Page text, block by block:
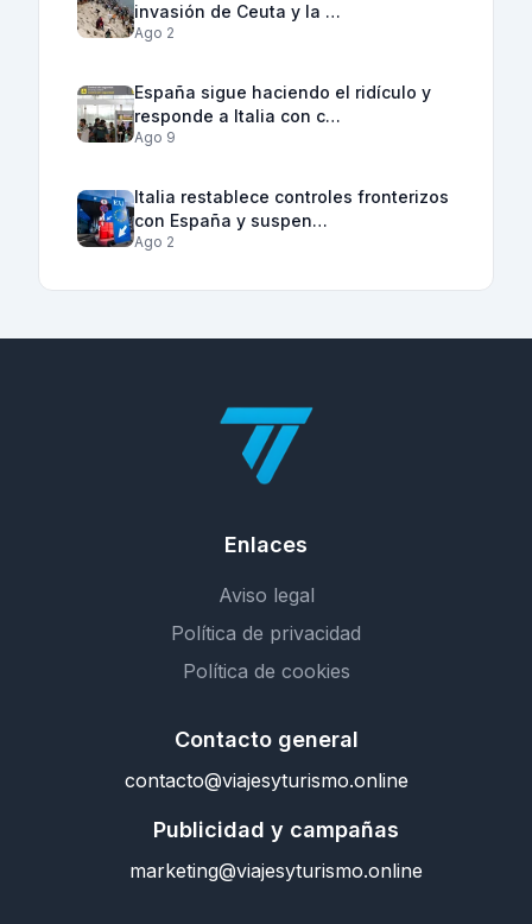
invasión de Ceuta y la …
Ago 2
España sigue haciendo el ridículo y
responde a Italia con c…
Ago 9
Italia restablece controles fronterizos
con España y suspen…
Ago 2
Enlaces
Aviso legal
Política de privacidad
Política de cookies
Contacto general
contacto@viajesyturismo.online
Publicidad y campañas
marketing@viajesyturismo.online